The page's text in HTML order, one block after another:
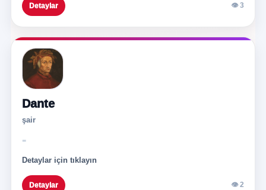
Detaylar 👁 3
Dante
şair
-
Detaylar için tıklayın
Detaylar 👁 2